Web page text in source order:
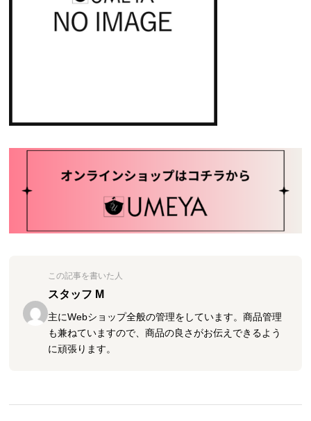
この記事を書いた人
スタッフ M
主にWebショップ全般の管理をしています。商品管理
も兼ねていますので、商品の良さがお伝えできるよう
に頑張ります。